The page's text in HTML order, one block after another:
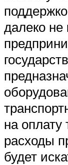
далеко
на оплату
расходы
будет